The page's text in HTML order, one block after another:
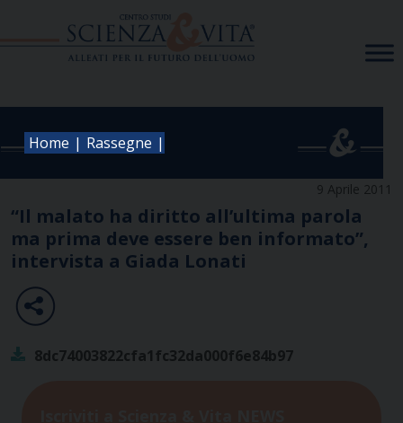
Home | Rassegne |
9 Aprile 2011
“Il malato ha diritto all’ultima parola
ma prima deve essere ben informato”,
intervista a Giada Lonati
8dc74003822cfa1fc32da000f6e84b97